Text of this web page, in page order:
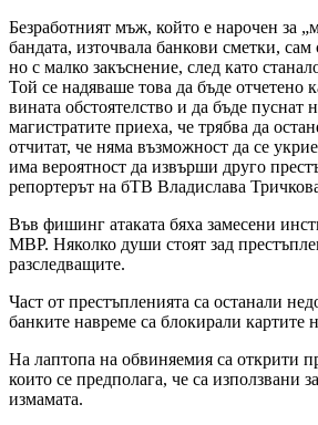
Безработният мъж, който е нарочен за
бандата, източвала банкови сметки,
но с малко закъснение, след като
Той се надяваше това да бъде отчетено
вината обстоятелство и да бъде пуснат
магистратите приеха, че трябва да
отчитат, че няма възможност да се
има вероятност да извърши друго
репортерът на бТВ Владислава
Във фишинг атаката бяха замесени
МВР. Няколко души стоят зад
разследващите.
Част от престъпленията са останали
банките навреме са блокирали картите
На лаптопа на обвиняемия са открити
които се предполага, че са използвани
измамата.